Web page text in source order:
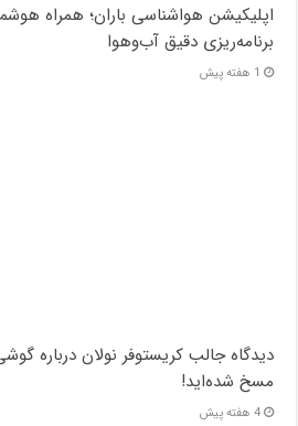
اپلیکیشن هواشناسی باران؛ همراه
برنامه‌ریزی دقیق آب‌وهوا
1 هفته پیش
دیدگاه جالب کریستوفر نولان درباره
مسخ‌ شده‌اید!
4 هفته پیش